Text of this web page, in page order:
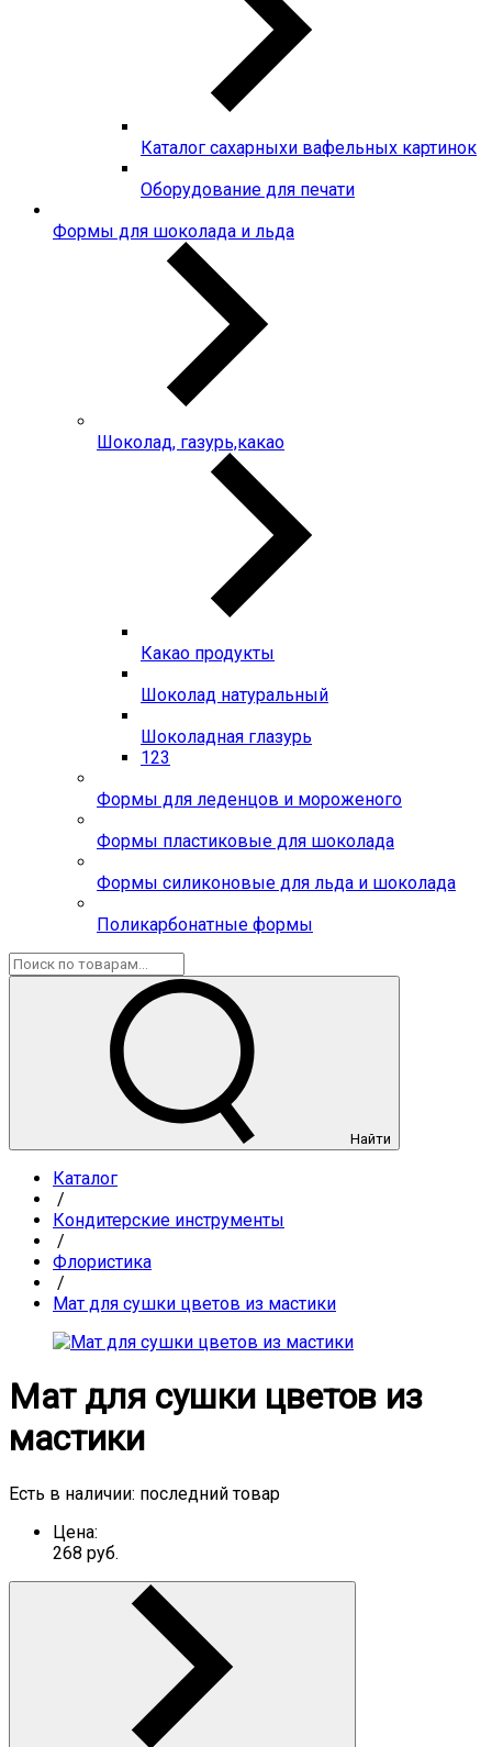
Каталог сахарныхи вафельных картинок
Оборудование для печати
Формы для шоколада и льда
Шоколад, газурь,какао
Какао продукты
Шоколад натуральный
Шоколадная глазурь
123
Формы для леденцов и мороженого
Формы пластиковые для шоколада
Формы силиконовые для льда и шоколада
Поликарбонатные формы
Найти
Каталог
/
Кондитерские инструменты
/
Флористика
/
Мат для сушки цветов из мастики
Мат для сушки цветов из
мастики
Есть в наличии: последний товар
Цена:
268 руб.